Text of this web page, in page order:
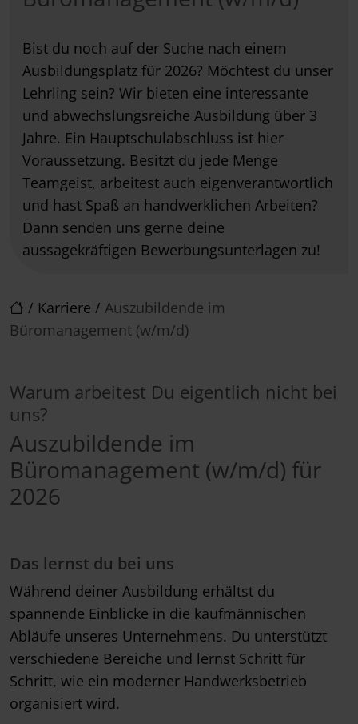
/ Karriere / Auszubildende im
Büromanagement (w/m/d)
Bist du noch auf der Suche nach einem
Ausbildungsplatz für 2026? Möchtest du unser
Lehrling sein? Wir bieten eine interessante
und abwechslungsreiche Ausbildung über 3
Jahre. Ein Hauptschulabschluss ist hier
Voraussetzung. Besitzt du jede Menge
Teamgeist, arbeitest auch eigenverantwortlich
und hast Spaß an handwerklichen Arbeiten?
Dann senden uns gerne deine
aussagekräftigen Bewerbungsunterlagen zu!
Warum arbeitest Du eigentlich nicht bei
uns?
Auszubildende im
Büromanagement (w/m/d) für
2026
Das lernst du bei uns
Während deiner Ausbildung erhältst du
spannende Einblicke in die kaufmännischen
Abläufe unseres Unternehmens. Du unterstützt
verschiedene Bereiche und lernst Schritt für
Schritt, wie ein moderner Handwerksbetrieb
organisiert wird.